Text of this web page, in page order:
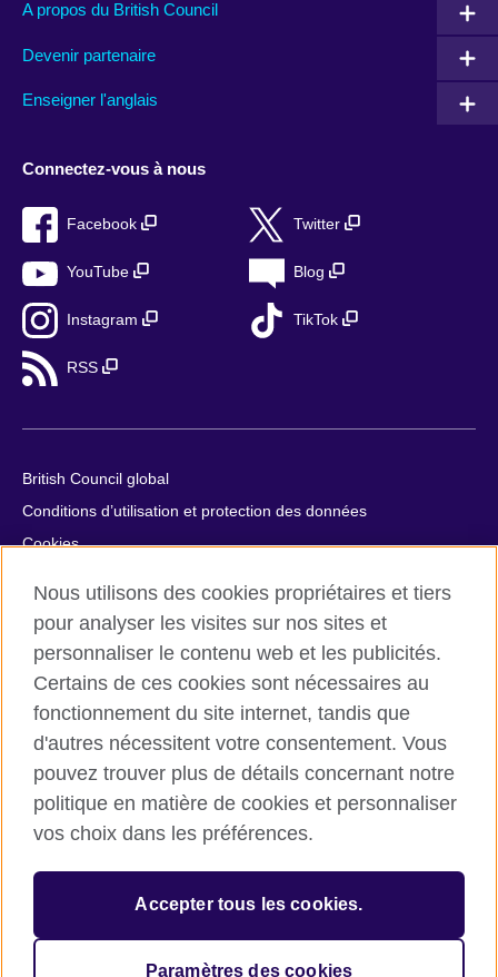
A propos du British Council
Devenir partenaire
Enseigner l'anglais
Connectez-vous à nous
Facebook Twitter
YouTube Blog
Instagram TikTok
RSS
British Council global
Conditions d’utilisation et protection des données
Cookies
British Council in France société par actions simplifiée
unipersonnelle est une filiale du British Council, l’agence
internationale britannique dédiée aux domaines de l’éducation
et des relations culturelles. British Council in France société par
actions simplifiée unipersonnelle est une société inscrite en
France avec le numéro RCS Paris n° 847 719 473. Adresse :
9/11 rue de Constantine, 75007 Paris, France. Le British Council
209131 (Angleterre et Pays de Galles) et SC037733 (Ecosse).
Adresse : 1 Redman Place, Stratford, London E20 1JQ,
Nous utilisons des cookies propriétaires et tiers
pour analyser les visites sur nos sites et
personnaliser le contenu web et les publicités.
Certains de ces cookies sont nécessaires au
fonctionnement du site internet, tandis que
d'autres nécessitent votre consentement. Vous
pouvez trouver plus de détails concernant notre
politique en matière de cookies et personnaliser
vos choix dans les préférences.
Accepter tous les cookies.
Paramètres des cookies